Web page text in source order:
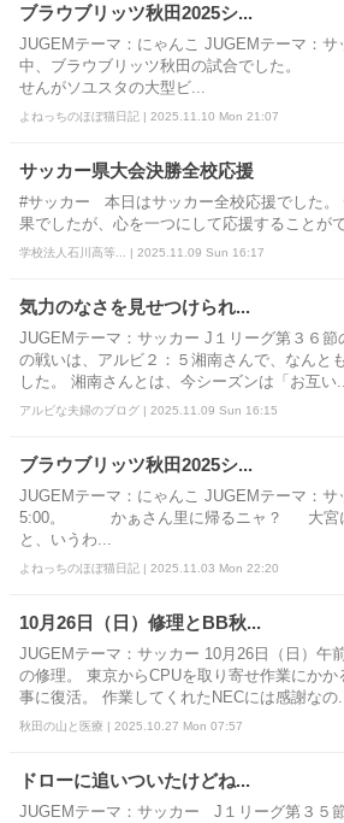
ブラウブリッツ秋田2025シ...
JUGEMテーマ：にゃんこ JUGEMテーマ：
中、ブラウブリッツ秋田の試合でした。
せんがソユスタの大型ビ...
よねっちのほぼ猫日記 | 2025.11.10 Mon 21:07
サッカー県大会決勝全校応援
#サッカー 本日はサッカー全校応援でした。
果でしたが、心を一つにして応援することが
学校法人石川高等... | 2025.11.09 Sun 16:17
気力のなさを見せつけられ...
JUGEMテーマ：サッカー J１リーグ第３６節
の戦いは、アルビ２：５湘南さんで、なんと
した。 湘南さんとは、今シーズンは「お互い...
アルビな夫婦のブログ | 2025.11.09 Sun 16:15
ブラウブリッツ秋田2025シ...
JUGEMテーマ：にゃんこ JUGEMテーマ：
5:00。 かぁさん里に帰るニャ？ 大宮
と、いうわ...
よねっちのほぼ猫日記 | 2025.11.03 Mon 22:20
10月26日（日）修理とBB秋...
JUGEMテーマ：サッカー 10月26日（日）午
の修理。 東京からCPUを取り寄せ作業にかか
事に復活。 作業してくれたNECには感謝なの...
秋田の山と医療 | 2025.10.27 Mon 07:57
ドローに追いついたけどね...
JUGEMテーマ：サッカー J１リーグ第３５